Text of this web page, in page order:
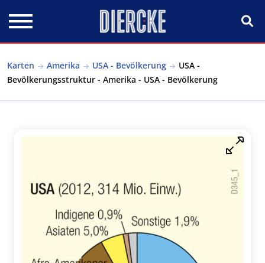
Karten Amerika USA - Bevölkerung
USA -
Bevölkerungsstruktur - Amerika - USA - Bevölkerung